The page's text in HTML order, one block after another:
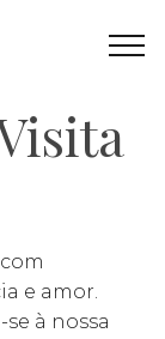
e amor.
à nossa